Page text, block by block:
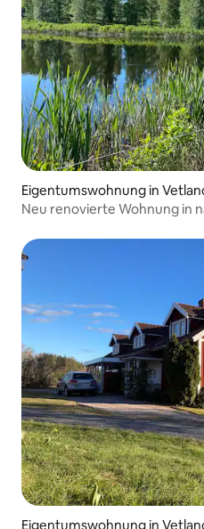
Eigentumswohnung in
Neu renovierte Wohnung in
Eigentumswohnung in